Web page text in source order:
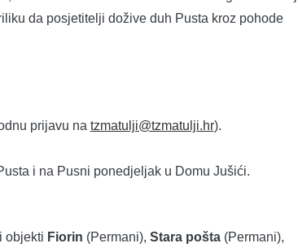
da posjetitelji dožive duh Pusta kroz pohode
prijavu na tzmatulji@tzmatulji.hr).
i na Pusni ponedjeljak u Domu Jušići.
objekti Fiorin (Permani), Stara pošta (Permani),